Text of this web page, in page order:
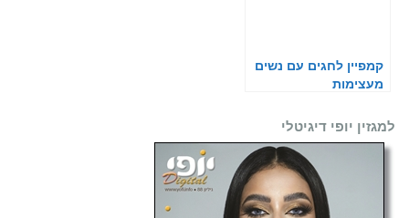
קמפיין לחגים עם נשים
מעצימות
למגזין יופי דיגיטלי